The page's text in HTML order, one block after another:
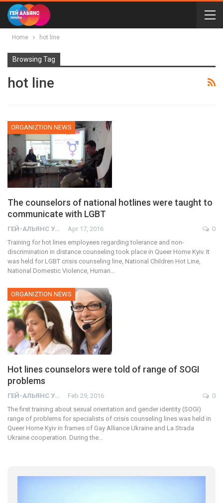
Home hot line
Browsing Tag
hot line
ORGANIZTION NEWS
The counselors of national hotlines were taught to
communicate with LGBT
ГЕЙ-АЛЬЯНС УКРАИНА Apr 17, 2016
0
Training for hot lines employees regarding tolerance and non-
discrimination in distance counseling took place in Queer Home Kyiv. It
was held for LGBT crisis counseling line, National Children Hot Line,
National Domestic Violence, Human…
ORGANIZTION NEWS
Hot lines counselors were told of range of SOGI
problems
ГЕЙ-АЛЬЯНС УКРАИНА Feb 29, 2016
0
The first training about sexual orientation and gender identity (SOGI)
range of problems for specialists of crisis counseling lines was held in
Queer Home Kyiv in frames of Gay Alliance Ukraine and La Strada
Ukraine cooperation. During the…